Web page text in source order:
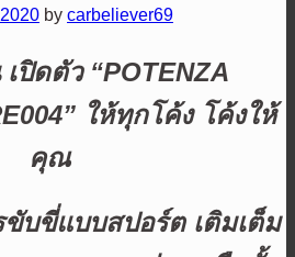
by carbeliever69
ปิดตัว “POTENZA
ให้ทุกโค้ง โค้งให้
คุณ
ขับขี่แบบสปอร์ต เติมเต็ม